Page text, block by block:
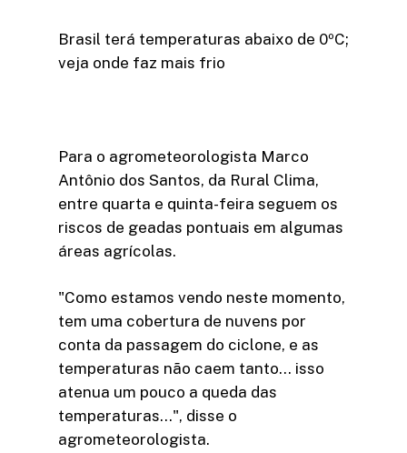
Brasil terá temperaturas abaixo de 0ºC;
veja onde faz mais frio
Para o agrometeorologista Marco
Antônio dos Santos, da Rural Clima,
entre quarta e quinta-feira seguem os
riscos de geadas pontuais em algumas
áreas agrícolas.
"Como estamos vendo neste momento,
tem uma cobertura de nuvens por
conta da passagem do ciclone, e as
temperaturas não caem tanto… isso
atenua um pouco a queda das
temperaturas…", disse o
agrometeorologista.